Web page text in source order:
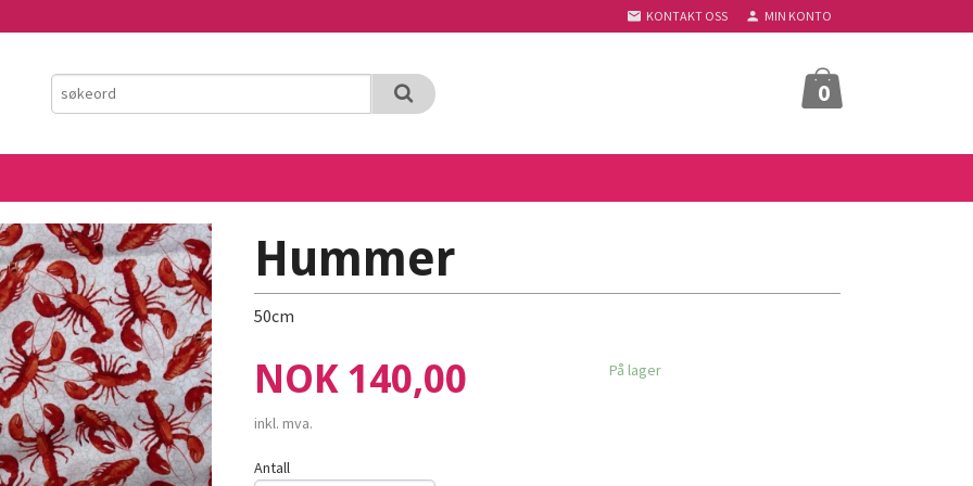
KONTAKT OSS MIN KONTO
0
Hummer
50cm
Pris
NOK 140,00
inkl. mva.
På lager
Antall